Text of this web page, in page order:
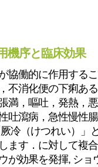
機序と臨床効果
協働的に作用する
不消化便の下痢あ
満，嘔吐，発熱，
吐瀉病，急性慢性
冷（けつれい）」
ます．に対して複
が効果を発揮, ショ